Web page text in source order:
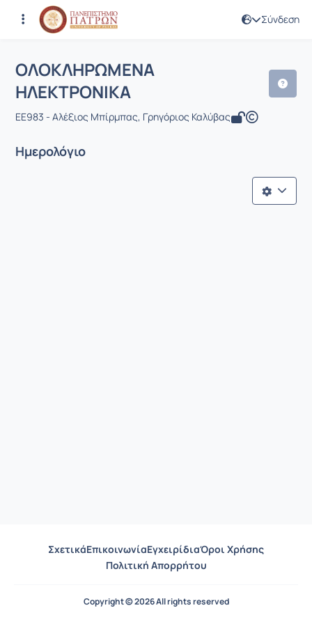
Σύνδεση
Μάθημα : ΟΛΟΚΛΗΡΩΜΕΝΑ
Κωδικός : EE983
ΟΛΟΚΛΗΡΩΜΕΝΑ
ΗΛΕΚΤΡΟΝΙΚΑ
EE983 - Αλέξιος Μπίρμπας, Γρηγόριος Καλύβας
Ημερολόγιο
ΣχετικάΕπικοινωνίαΕγχειρίδιαΌροι Χρήσης
Πολιτική Απορρήτου
Copyright © 2026 All rights reserved